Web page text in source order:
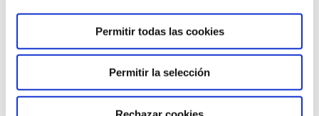
Permitir todas las cookies
Permitir la selección
THE MOST VALUABLE THING (INFANTIL 5
AÑOS)
Alberto Sánchez 18 de noviembre de 2022
Como debemos no derrochar agua